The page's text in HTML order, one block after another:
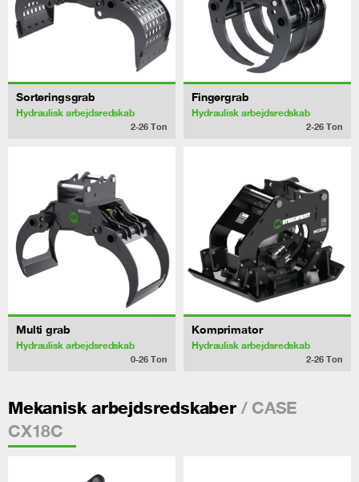
Sorteringsgrab
Hydraulisk arbejdsredskab
2-26 Ton
Fingergrab
Hydraulisk arbejdsredskab
2-26 Ton
Multi grab
Hydraulisk arbejdsredskab
0-26 Ton
Komprimator
Hydraulisk arbejdsredskab
2-26 Ton
Mekanisk arbejdsredskaber/ CASE
CX18C